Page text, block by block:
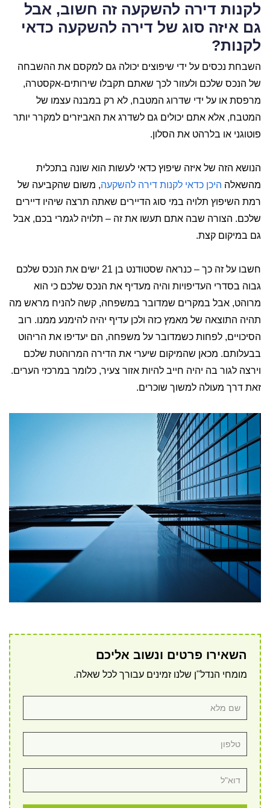
לקנות דירה להשקעה זה חשוב, אבל
גם איזה סוג של דירה להשקעה כדאי
לקנות?
השבחת נכסים על ידי שיפוצים יכולה גם למקסם את ההשבחה
של הנכס שלכם ולעזור לכך שאתם תקבלו שירותים-אקסטרה,
מרפסת או על ידי שדרוג המטבח, לא רק במבנה עצמו של
המטבח, אלא אתם יכולים גם לשדרג את האביזרים למקרר יותר
פוטוגני או בלרהט את הסלון.
הנושא הזה של איזה שיפוץ כדאי לעשות הוא שונה בתכלית
מהשאלה היכן כדאי לקנות דירה להשקעה, משום שהקביעה של
רמת השיפוץ תלויה במי סוג הדיירים שאתה תרצה שיהיו דיירים
שלכם. הצורה שבה אתם תעשו את זה – תלויה לגמרי בכם, אבל
גם במיקום קצת.
חשבו על זה כך – כנראה שסטודנט בן 21 ישים את הנכס שלכם
גבוה בסדרי העדיפויות והיה מעדיף את הנכס שלכם כי הוא
מרוהט, אבל במקרים שמדובר במשפחה, קשה להניח מראש מה
תהיה התוצאה של מאמץ כזה ולכן עדיף יהיה להימנע ממנו. רוב
הסיכויים, לפחות כשמדובר על משפחה, הם יעדיפו את הריהוט
בבעלותם. מכאן שהמיקום שיערי את הדירה המרוהטת שלכם
וירצה לגור בה יהיה חייב להיות אזור צעיר, כלומר במרכזי הערים.
זאת דרך מעולה למשוך שוכרים.
השאירו פרטים ונשוב אליכם
מומחי הנדל"ן שלנו זמינים עבורך לכל שאלה.